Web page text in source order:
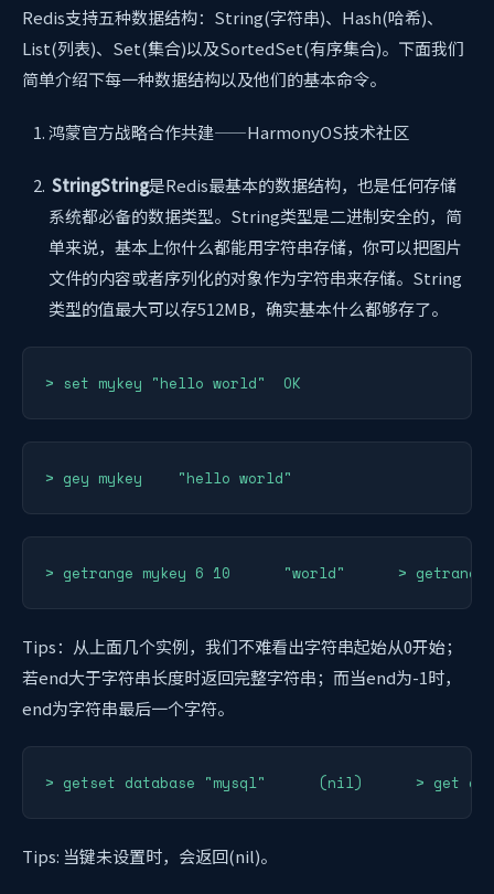
Redis支持五种数据结构：String(字符串)、Hash(哈希)、
List(列表)、Set(集合)以及SortedSet(有序集合)。下面我们
简单介绍下每一种数据结构以及他们的基本命令。
鸿蒙官方战略合作共建——HarmonyOS技术社区
StringString是Redis最基本的数据结构，也是任何存储
系统都必备的数据类型。String类型是二进制安全的，简
单来说，基本上你什么都能用字符串存储，你可以把图片
文件的内容或者序列化的对象作为字符串来存储。String
类型的值最大可以存512MB，确实基本什么都够存了。
> set mykey "hello world"  OK
> gey mykey    "hello world"
> getrange mykey 6 10      "world"      >
Tips：从上面几个实例，我们不难看出字符串起始从0开始；
若end大于字符串长度时返回完整字符串；而当end为-1时，
end为字符串最后一个字符。
> getset database "mysql"      (nil)      > get
Tips: 当键未设置时，会返回(nil)。